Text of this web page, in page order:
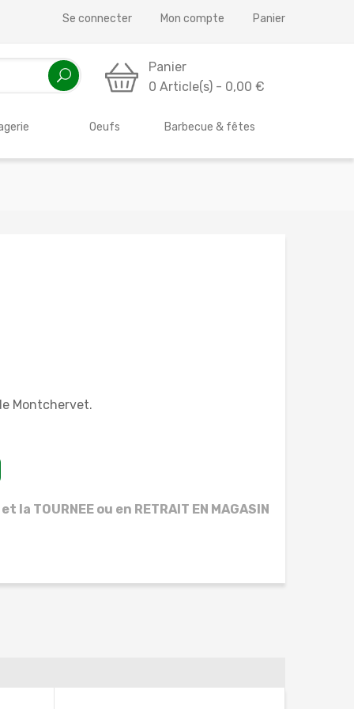
Se connecter Mon compte Panier
Panier
0 Article(s) - 0,00 €
Oeufs Barbecue & fêtes
Montchervet.
la TOURNEE ou en RETRAIT EN MAGASIN